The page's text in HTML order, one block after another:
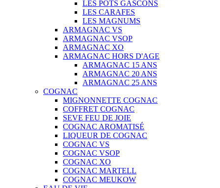
LES POTS GASCONS
LES CARAFES
LES MAGNUMS
ARMAGNAC VS
ARMAGNAC VSOP
ARMAGNAC XO
ARMAGNAC HORS D'AGE
ARMAGNAC 15 ANS
ARMAGNAC 20 ANS
ARMAGNAC 25 ANS
COGNAC
MIGNONNETTE COGNAC
COFFRET COGNAC
SEVE FEU DE JOIE
COGNAC AROMATISÉ
LIQUEUR DE COGNAC
COGNAC VS
COGNAC VSOP
COGNAC XO
COGNAC MARTELL
COGNAC MEUKOW